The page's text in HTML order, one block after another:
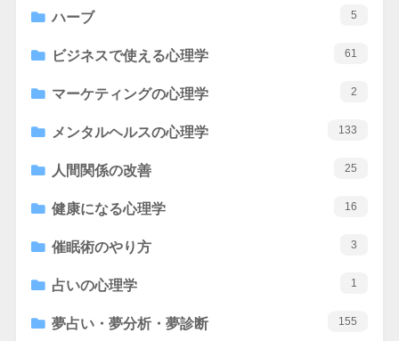
ハーブ 5
ビジネスで使える心理学 61
マーケティングの心理学 2
メンタルヘルスの心理学 133
人間関係の改善 25
健康になる心理学 16
催眠術のやり方 3
占いの心理学 1
夢占い・夢分析・夢診断 155